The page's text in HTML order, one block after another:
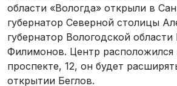
области «Вологда» открыли в
губернатор Северной столицы
губернатор Вологодской области
Филимонов. Центр
проспекте, 12, он будет
открытии Беглов.